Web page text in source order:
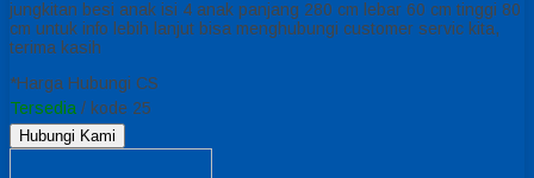
jungkitan besi anak isi 4 anak panjang 280 cm lebar 60 cm tinggi 80
cm untuk info lebih lanjut bisa menghubungi customer servic kita,
terima kasih
*Harga Hubungi CS
Tersedia / kode 25
Hubungi Kami